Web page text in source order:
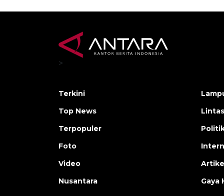
>
Terkini
Top News
Terpopuler
Foto
Video
Nusantara
Gaya